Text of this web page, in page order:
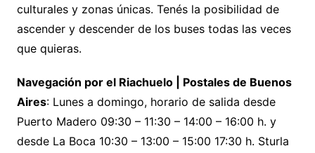
culturales y zonas únicas. Tenés la posibilidad de
ascender y descender de los buses todas las veces
que quieras.
Navegación por el Riachuelo | Postales de Buenos
Aires: Lunes a domingo, horario de salida desde
Puerto Madero 09:30 – 11:30 – 14:00 – 16:00 h. y
desde La Boca 10:30 – 13:00 – 15:00 17:30 h. Sturla